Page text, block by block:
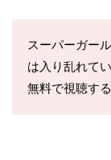
スーパーガー
は入り乱れて
無料で視聴す